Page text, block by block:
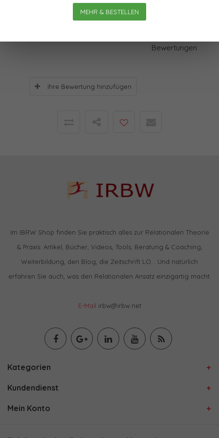
MEHR & BESTELLEN
Bewertungen
Ihre Bewertung hinzufügen
Im IBRW Shop finden Sie praktisch alles zur Relationalen Theorie
& Praxis: Artikel, Bücher, Videos, Tools, Beratung & Coaching,
Weiterbildung, den Blog, die Zeitschrift LO… Und natürlich
erfahren Sie auch, was den Relationalen Ansatz einzigartig macht.
E-Mail irbw@irbw.net
Kategorien
Kundendienst
Mein Konto